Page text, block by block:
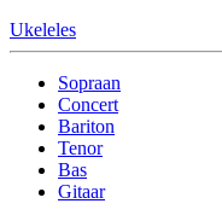
Ukeleles
Sopraan
Concert
Bariton
Tenor
Bas
Gitaar